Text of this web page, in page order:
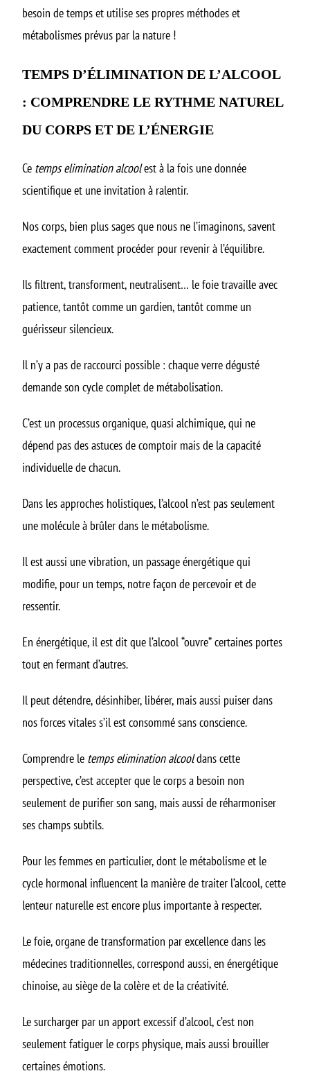
besoin de temps et utilise ses propres méthodes et
métabolismes prévus par la nature !
TEMPS D’ÉLIMINATION DE L’ALCOOL
: COMPRENDRE LE RYTHME NATUREL
DU CORPS ET DE L’ÉNERGIE
Ce temps elimination alcoolest à la fois une donnée
scientifique et une invitation à ralentir.
Nos corps, bien plus sages que nous ne l’imaginons, savent
exactement comment procéder pour revenir à l’équilibre.
Ils filtrent, transforment, neutralisent… le foie travaille avec
patience, tantôt comme un gardien, tantôt comme un
guérisseur silencieux.
Il n’y a pas de raccourci possible : chaque verre dégusté
demande son cycle complet de métabolisation.
C’est un processus organique, quasi alchimique, qui ne
dépend pas des astuces de comptoir mais de la capacité
individuelle de chacun.
Dans les approches holistiques, l’alcool n’est pas seulement
une molécule à brûler dans le métabolisme.
Il est aussi une vibration, un passage énergétique qui
modifie, pour un temps, notre façon de percevoir et de
ressentir.
En énergétique, il est dit que l’alcool “ouvre” certaines portes
tout en fermant d’autres.
Il peut détendre, désinhiber, libérer, mais aussi puiser dans
nos forces vitales s’il est consommé sans conscience.
Comprendre le temps elimination alcooldans cette
perspective, c’est accepter que le corps a besoin non
seulement de purifier son sang, mais aussi de réharmoniser
ses champs subtils.
Pour les femmes en particulier, dont le métabolisme et le
cycle hormonal influencent la manière de traiter l’alcool, cette
lenteur naturelle est encore plus importante à respecter.
Le foie, organe de transformation par excellence dans les
médecines traditionnelles, correspond aussi, en énergétique
chinoise, au siège de la colère et de la créativité.
Le surcharger par un apport excessif d’alcool, c’est non
seulement fatiguer le corps physique, mais aussi brouiller
certaines émotions.